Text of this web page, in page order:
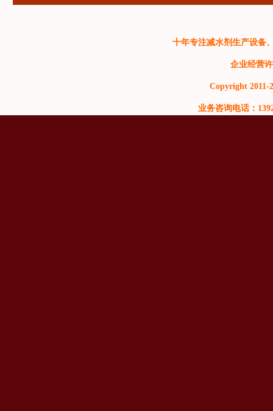
十年专注减水剂生产设备
企业经营
Copyright 2011-
业务咨询电话：